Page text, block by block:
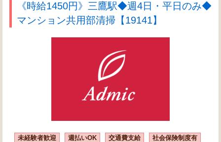
《時給1450円》三鷹駅◆週4日・平日のみ◆
マンション共用部清掃【19141】
未経験者歓迎 週払いOK 交通費支給 社会保険制度有